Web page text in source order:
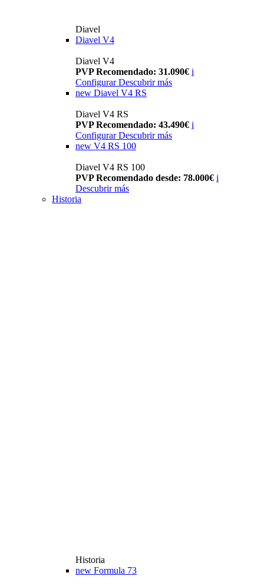
Diavel
Diavel V4
Diavel V4
PVP Recomendado: 31.090€ i
Configurar Descubrir más
new Diavel V4 RS
Diavel V4 RS
PVP Recomendado: 43.490€ i
Configurar Descubrir más
new V4 RS 100
Diavel V4 RS 100
PVP Recomendado desde: 78.000€ i
Descubrir más
Historia
Historia
new Formula 73